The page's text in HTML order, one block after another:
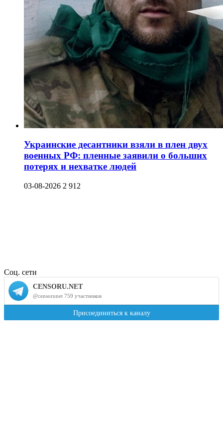
Украинские десантники взяли в плен двух
военных РФ: пленные заявили о больших
потерях и нехватке людей
03-08-2026 2 912
Соц. сети